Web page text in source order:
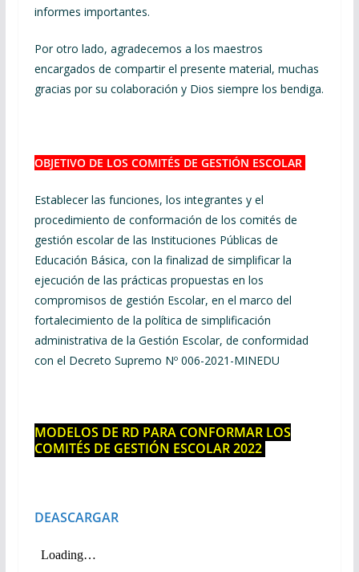
informes importantes.
Por otro lado, agradecemos a los maestros
encargados de compartir el presente material, muchas
gracias por su colaboración y Dios siempre los bendiga.
OBJETIVO DE LOS COMITÉS DE GESTIÓN ESCOLAR
Establecer las funciones, los integrantes y el
procedimiento de conformación de los comités de
gestión escolar de las Instituciones Públicas de
Educación Básica, con la finalizad de simplificar la
ejecución de las prácticas propuestas en los
compromisos de gestión Escolar, en el marco del
fortalecimiento de la política de simplificación
administrativa de la Gestión Escolar, de conformidad
con el Decreto Supremo Nº 006-2021-MINEDU
MODELOS DE RD PARA CONFORMAR LOS
COMITÉS DE GESTIÓN ESCOLAR 2022
DEASCARGAR